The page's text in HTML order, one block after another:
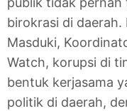
birokrasi di daerah.
Masduki,
Watch, korupsi di
bentuk kerjasama
politik di daerah,